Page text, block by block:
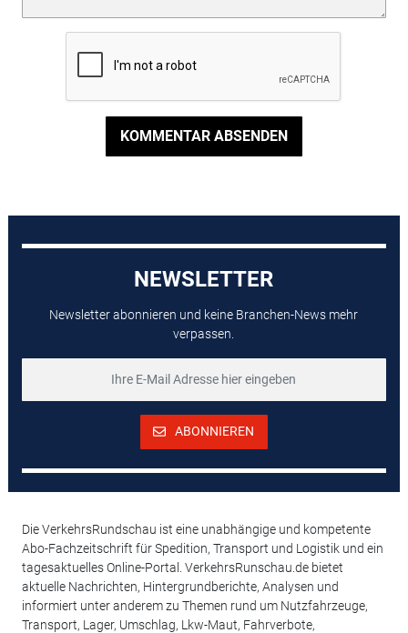
KOMMENTAR ABSENDEN
NEWSLETTER
Newsletter abonnieren und keine Branchen-News mehr
verpassen.
ABONNIEREN
Die VerkehrsRundschau ist eine unabhängige und kompetente
Abo-Fachzeitschrift für Spedition, Transport und Logistik und ein
tagesaktuelles Online-Portal. VerkehrsRunschau.de bietet
aktuelle Nachrichten, Hintergrundberichte, Analysen und
informiert unter anderem zu Themen rund um Nutzfahrzeuge,
Transport, Lager, Umschlag, Lkw-Maut, Fahrverbote,